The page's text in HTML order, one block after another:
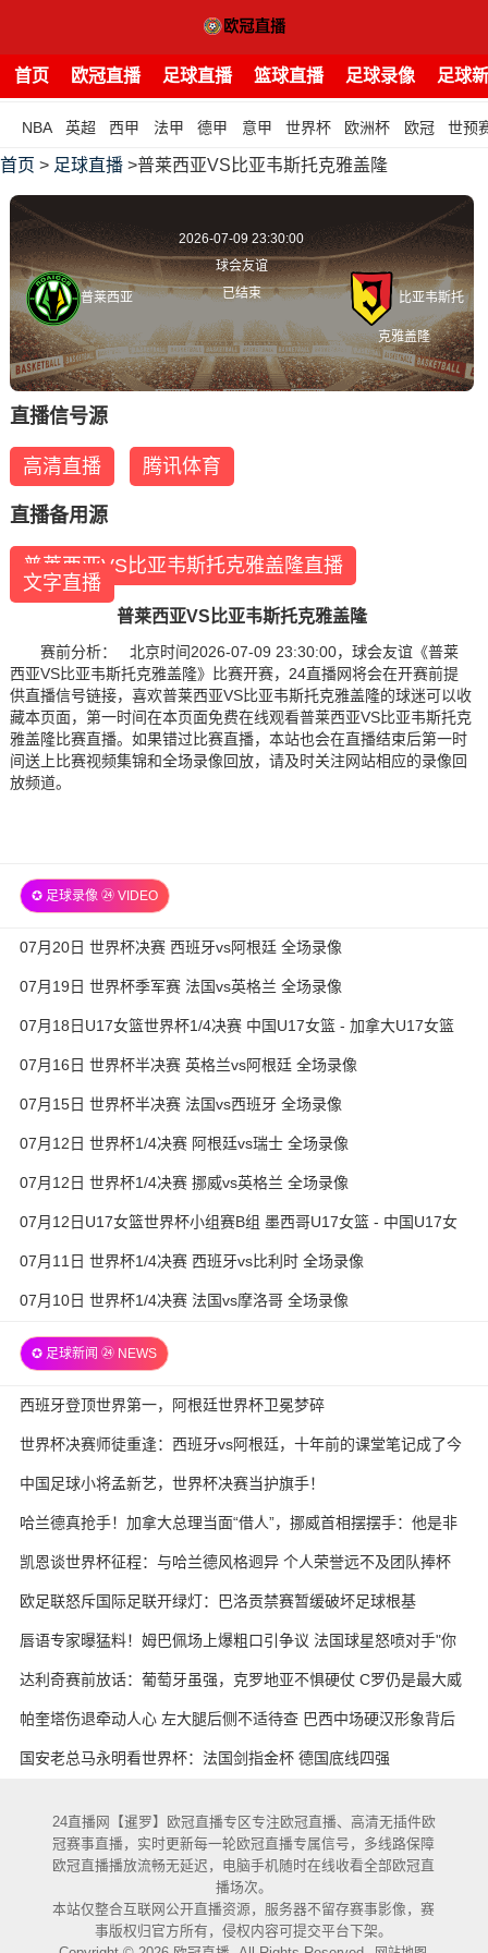
首页 欧冠直播 足球直播 篮球直播 足球录像 足球
NBA 英超 西甲 法甲 德甲 意甲 世界杯 欧洲杯 欧冠 世预
首页 > 足球直播 >普莱西亚VS比亚韦斯托克雅盖隆
普莱西亚
2026-07-09 23:30:00
球会友谊
已结束
比亚韦斯托
克雅盖隆
直播信号源
高清直播 腾讯体育
直播备用源
普莱西亚VS比亚韦斯托克雅盖隆直播
文字直播
普莱西亚VS比亚韦斯托克雅盖隆
赛前分析： 北京时间2026-07-09 23:30:00，球会友谊《普莱
西亚VS比亚韦斯托克雅盖隆》比赛开赛，24直播网将会在开赛前提
供直播信号链接，喜欢普莱西亚VS比亚韦斯托克雅盖隆的球迷可以收
藏本页面，第一时间在本页面免费在线观看普莱西亚VS比亚韦斯托克
雅盖隆比赛直播。如果错过比赛直播，本站也会在直播结束后第一时
间送上比赛视频集锦和全场录像回放，请及时关注网站相应的录像回
放频道。
✪ 足球录像 ㉔ VIDEO
07月20日 世界杯决赛 西班牙vs阿根廷 全场录像
07月19日 世界杯季军赛 法国vs英格兰 全场录像
07月18日U17女篮世界杯1/4决赛 中国U17女篮 - 加拿大U17女篮
录像
07月16日 世界杯半决赛 英格兰vs阿根廷 全场录像
07月15日 世界杯半决赛 法国vs西班牙 全场录像
07月12日 世界杯1/4决赛 阿根廷vs瑞士 全场录像
07月12日 世界杯1/4决赛 挪威vs英格兰 全场录像
07月12日U17女篮世界杯小组赛B组 墨西哥U17女篮 - 中国U17女
篮 全场录像
07月11日 世界杯1/4决赛 西班牙vs比利时 全场录像
07月10日 世界杯1/4决赛 法国vs摩洛哥 全场录像
✪ 足球新闻 ㉔ NEWS
西班牙登顶世界第一，阿根廷世界杯卫冕梦碎
世界杯决赛师徒重逢：西班牙vs阿根廷，十年前的课堂笔记成了今
天的战术板
中国足球小将孟新艺，世界杯决赛当护旗手！
哈兰德真抢手！加拿大总理当面“借人”，挪威首相摆摆手：他是非
卖品
凯恩谈世界杯征程：与哈兰德风格迥异 个人荣誉远不及团队捧杯
欧足联怒斥国际足联开绿灯：巴洛贡禁赛暂缓破坏足球根基
唇语专家曝猛料！姆巴佩场上爆粗口引争议 法国球星怒喷对手"你
妈的X"
达利奇赛前放话：葡萄牙虽强，克罗地亚不惧硬仗 C罗仍是最大威
胁
帕奎塔伤退牵动人心 左大腿后侧不适待查 巴西中场硬汉形象背后
藏隐忧
国安老总马永明看世界杯：法国剑指金杯 德国底线四强
24直播网【暹罗】欧冠直播专区专注欧冠直播、高清无插件欧
冠赛事直播，实时更新每一轮欧冠直播专属信号，多线路保障
欧冠直播播放流畅无延迟，电脑手机随时在线收看全部欧冠直
播场次。
本站仅整合互联网公开直播资源，服务器不留存赛事影像，赛
事版权归官方所有，侵权内容可提交平台下架。